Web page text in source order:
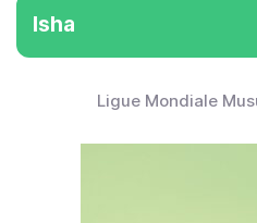
Isha
Ligue Mondiale